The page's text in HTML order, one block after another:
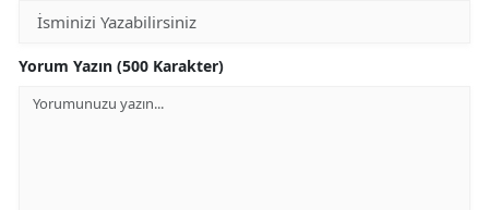
Yorum Yazın (500 Karakter)